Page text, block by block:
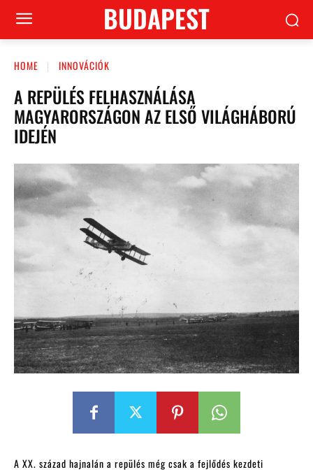
BUDAPEST
HOME INNOVÁCIÓK
A REPÜLÉS FELHASZNÁLÁSA
MAGYARORSZÁGON AZ ELSŐ VILÁGHÁBORÚ
IDEJÉN
A XX. század hajnalán a repülés még csak a fejlődés kezdeti